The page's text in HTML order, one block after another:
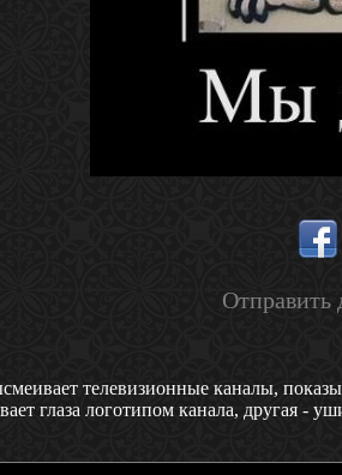
Отправить
телевизионные каналы,
глаза логотипом канала, другая -